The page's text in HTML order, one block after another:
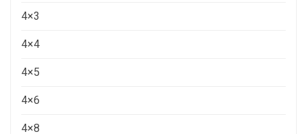
4×3
4×4
4×5
4×6
4×8